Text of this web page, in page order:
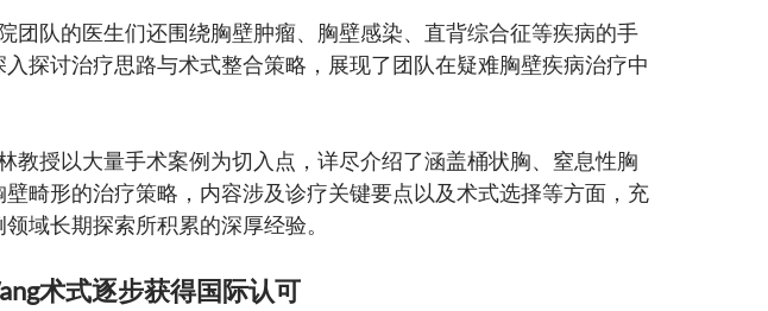
探讨治疗思路与术式整合策略，展现了团队在疑难胸壁疾病治疗中
畸形的治疗策略，内容涉及诊疗关键要点以及术式选择等方面，充
域长期探索所积累的深厚经验。
术式逐步获得国际认可